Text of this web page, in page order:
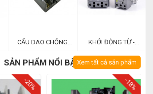
CẤU DAO CHỐNG
KHỞI ĐỘNG TỪ -
SẢN PHẨM NỔI BẬTXem tất cả sản phẩm
-20% -18%